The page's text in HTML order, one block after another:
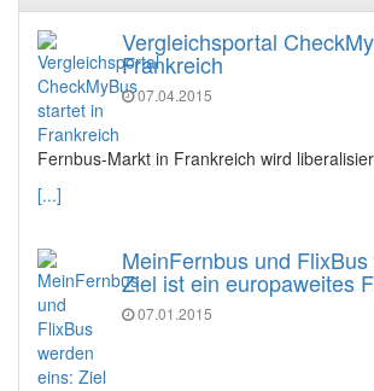
Vergleichsportal
Frankreich
07.04.2015
Fernbus-Markt in Frankreich wird
[...]
MeinFernbus und
Ziel ist ein europaweites
07.01.2015